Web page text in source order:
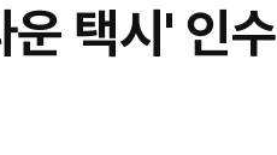
택시' 인수